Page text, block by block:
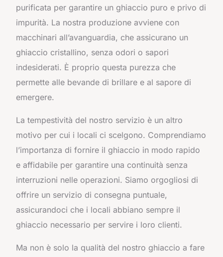
purificata per garantire un ghiaccio puro e privo di
impurità. La nostra produzione avviene con
macchinari all’avanguardia, che assicurano un
ghiaccio cristallino, senza odori o sapori
indesiderati. È proprio questa purezza che
permette alle bevande di brillare e al sapore di
emergere.
La tempestività del nostro servizio è un altro
motivo per cui i locali ci scelgono. Comprendiamo
l’importanza di fornire il ghiaccio in modo rapido
e affidabile per garantire una continuità senza
interruzioni nelle operazioni. Siamo orgogliosi di
offrire un servizio di consegna puntuale,
assicurandoci che i locali abbiano sempre il
ghiaccio necessario per servire i loro clienti.
Ma non è solo la qualità del nostro ghiaccio a fare